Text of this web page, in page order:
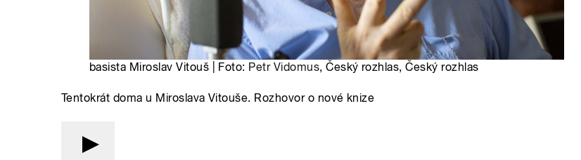
basista Miroslav Vitouš | Foto: Petr Vidomus, Český rozhlas, Český rozhlas
Tentokrát doma u Miroslava Vitouše. Rozhovor o nové knize